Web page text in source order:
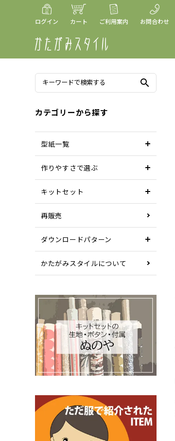
ログイン カート ご利用案内 お問合わせ
search
カテゴリーから探す
型紙一覧
作りやすさで選ぶ
キットセット
再販売
ダウンロードパターン
かたがみスタイルについて